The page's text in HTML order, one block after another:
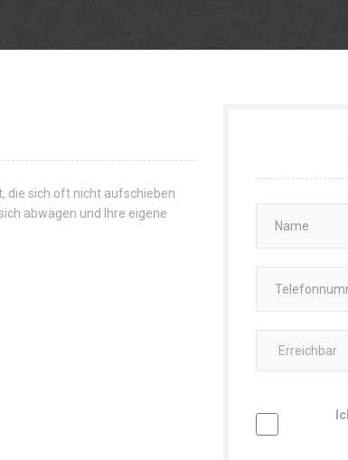
die sich oft nicht aufschieben
abwägen und Ihre eigene